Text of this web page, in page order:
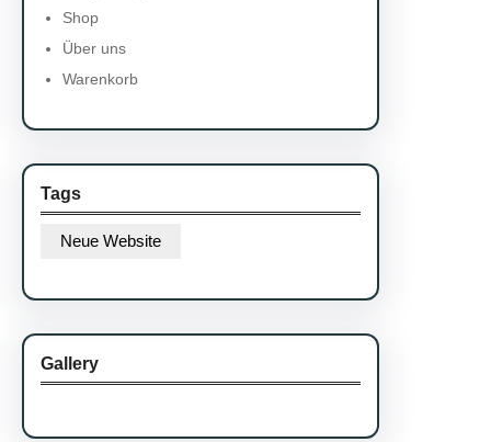
Shop
Über uns
Warenkorb
Tags
Neue Website
Gallery